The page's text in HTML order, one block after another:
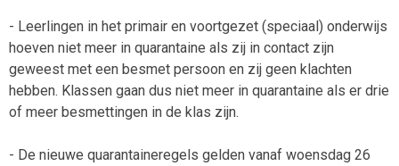
- Leerlingen in het primair en voortgezet (speciaal) onderwijs
hoeven niet meer in quarantaine als zij in contact zijn
geweest met een besmet persoon en zij geen klachten
hebben. Klassen gaan dus niet meer in quarantaine als er drie
of meer besmettingen in de klas zijn.
- De nieuwe quarantaineregels gelden vanaf woensdag 26